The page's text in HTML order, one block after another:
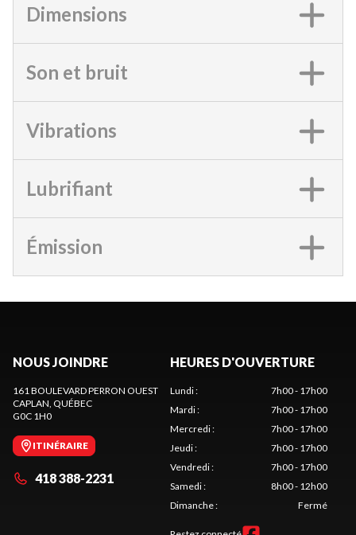
Dimensions
Son et bruit
Vibrations
Lubrifiant
Émission
NOUS JOINDRE
161 BOULEVARD PERRON OUEST
CAPLAN, QUÉBEC
G0C 1H0
ITINÉRAIRE
418 388-2231
HEURES D'OUVERTURE
Lundi:
7h00 - 17h00
Mardi:
7h00 - 17h00
Mercredi:
7h00 - 17h00
Jeudi:
7h00 - 17h00
Vendredi:
7h00 - 17h00
Samedi:
8h00 - 12h00
Dimanche: Fermé